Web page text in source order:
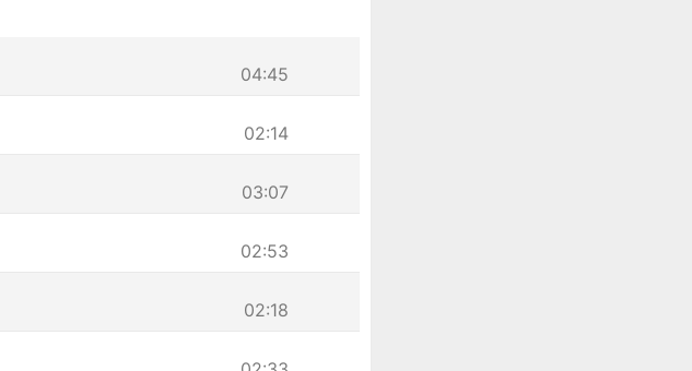
04:45
02:14
03:07
02:53
02:18